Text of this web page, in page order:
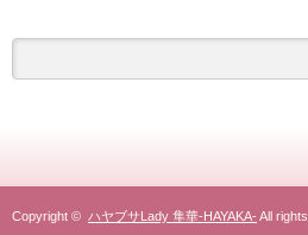
Copyright © ハヤブサLady 隼華-HAYAKA- All